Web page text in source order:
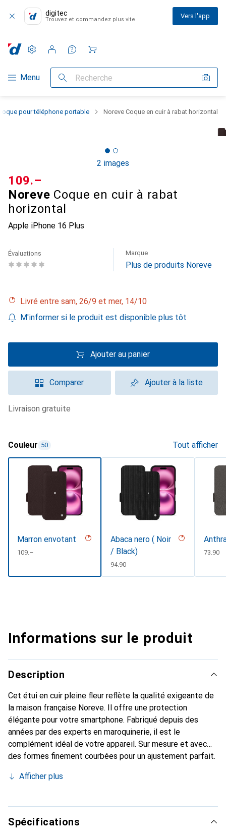
digitec
Trouvez et commandez plus vite Vers l'app
Navigation par catégorie
Menu Recherche
Paramètres
Compte client
Listes de comparaison
Listes d'envies
Panier
pour téléphone portable Noreve Coque en cuir à rabat horizontal
2 images
Noreve Coque en cuir à rabat
horizontal
Apple iPhone 16 Plus
CHF
109.–
Évaluations Marque
Plus de produits Noreve
Livré entre sam, 26/9 et mer, 14/10
M'informer si le produit est disponible plus tôt
Ajouter au panier
Comparer Ajouter à la liste
livraison gratuite
Couleur 50 Tout afficher
Marron envotant
CHF
109.–
Abaca nero ( Noir
/ Black)
CHF
94.90
CHF
73.90
Informations sur le produit
Description
Cet étui en cuir pleine fleur reflète la qualité exigeante de
la maison française Noreve. Il offre une protection
élégante pour votre smartphone. Fabriqué depuis des
années par des experts en maroquinerie, il est le
complément idéal de votre appareil. Sur mesure et avec
des formes finement courbées pour un ajustement parfait.
smartphone. La marque Noreve est reconnue
constitue toujours un bon choix pour le client exigeant.
Afficher plus
Spécifications